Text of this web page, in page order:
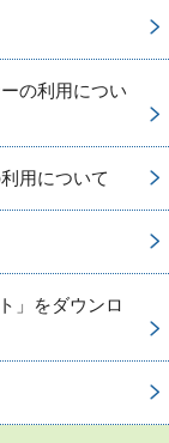
の利用につい
用について
」をダウンロ